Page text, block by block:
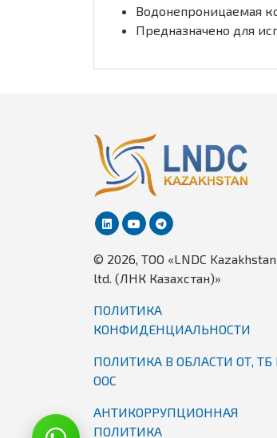
Водонепроницаемая
Предназначено для
© 2026, TОО «LNDC Kazakhstan
ltd. (ЛНК Казахстан)»
ПОЛИТИКА
КОНФИДЕНЦИАЛЬНОСТИ
ПОЛИТИКА В ОБЛАСТИ ОТ, ТБ
ООС
АНТИКОРРУПЦИОННАЯ
ПОЛИТИКА